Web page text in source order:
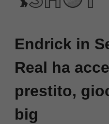
contenuto
Endrick in
Real ha
prestito,
big